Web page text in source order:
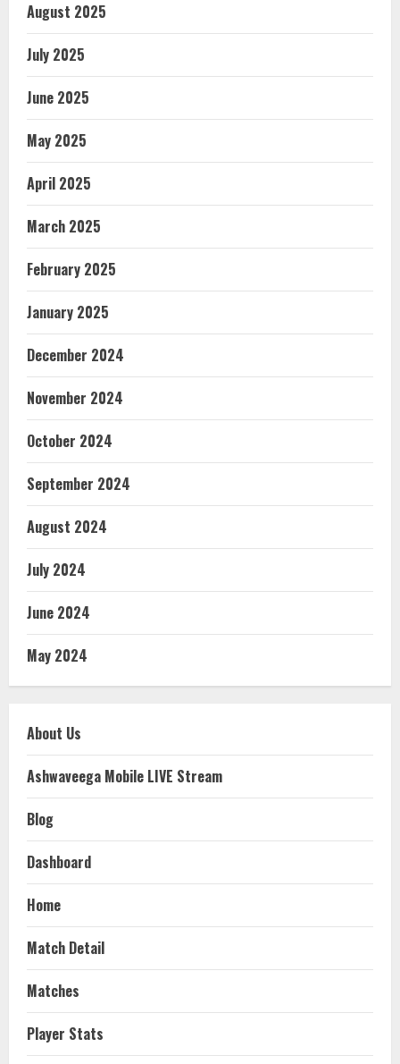
August 2025
July 2025
June 2025
May 2025
April 2025
March 2025
February 2025
January 2025
December 2024
November 2024
October 2024
September 2024
August 2024
July 2024
June 2024
May 2024
About Us
Ashwaveega Mobile LIVE Stream
Blog
Dashboard
Home
Match Detail
Matches
Player Stats